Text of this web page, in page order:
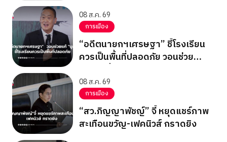
08 ส.ค. 69
การเมือง
“อดีตนายกฯเศรษฐา” ชี้โรงเรียน
ควรเป็นพื้นที่ปลอดภัย วอนช่วย
08 ส.ค. 69
การเมือง
“สว.ภิญญาพัชญ์” จี้ หยุดแชร์ภาพ
สะเทือนขวัญ-เฟคนิวส์ กราดยิง